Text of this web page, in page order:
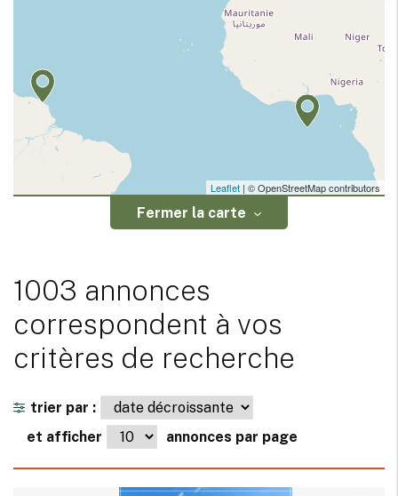
Leaflet | © OpenStreetMap contributors
Fermer la carte
1003 annonces
correspondent à vos
critères de recherche
trier par :
et afficher
annonces par page